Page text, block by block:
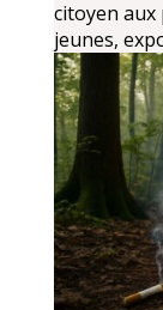
citoyen aux
jeunes,